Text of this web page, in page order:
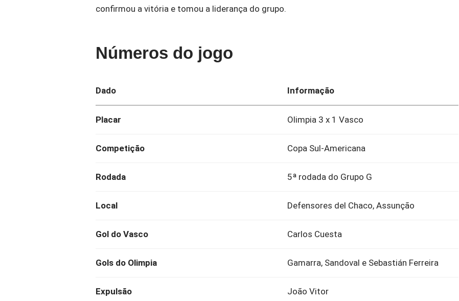
confirmou a vitória e tomou a liderança do grupo.
Números do jogo
Dado Informação
Placar Olimpia 3 x 1 Vasco
Competição Copa Sul-Americana
Rodada 5ª rodada do Grupo G
Local Defensores del Chaco, Assunção
Gol do Vasco Carlos Cuesta
Gols do Olimpia Gamarra, Sandoval e Sebastián Ferreira
Expulsão João Vitor